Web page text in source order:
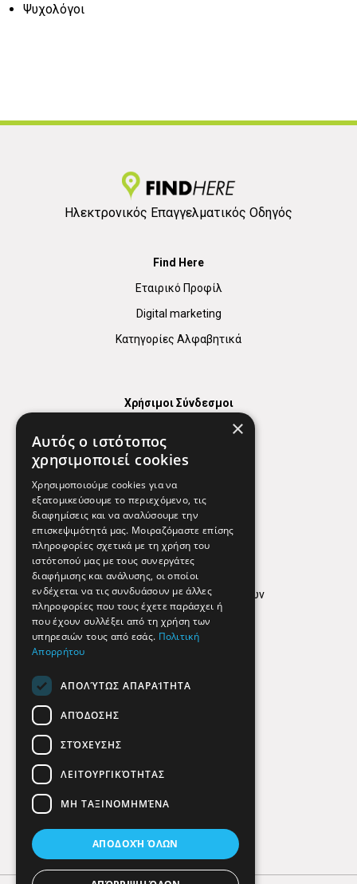
Ψυχολόγοι
Ηλεκτρονικός Επαγγελματικός Οδηγός
Find Here
Εταιρικό Προφίλ
Digital marketing
Κατηγορίες Αλφαβητικά
Χρήσιμοι Σύνδεσμοι
Χρήσιμα Τηλέφωνα
Εφημερεύοντα Φαρμακεία
Απόρρητο
Όροι Χρήσης
Πολιτική προστασίας δεδομένων
Findhere
Social Media
×
Αυτός ο ιστότοπος
χρησιμοποιεί cookies
Χρησιμοποιούμε cookies για να
εξατομικεύσουμε το περιεχόμενο, τις
διαφημίσεις και να αναλύσουμε την
επισκεψιμότητά μας. Μοιραζόμαστε επίσης
πληροφορίες σχετικά με τη χρήση του
ιστότοπού μας με τους συνεργάτες
διαφήμισης και ανάλυσης, οι οποίοι
ενδέχεται να τις συνδυάσουν με άλλες
πληροφορίες που τους έχετε παράσχει ή
που έχουν συλλέξει από τη χρήση των
υπηρεσιών τους από εσάς. Πολιτική
Απορρήτου
ΑΠΟΛΎΤΩΣ ΑΠΑΡΑΊΤΗΤΑ
ΑΠΌΔΟΣΗΣ
ΣΤΌΧΕΥΣΗΣ
ΛΕΙΤΟΥΡΓΙΚΌΤΗΤΑΣ
ΜΗ ΤΑΞΙΝΟΜΗΜΈΝΑ
ΑΠΟΔΟΧΉ ΌΛΩΝ